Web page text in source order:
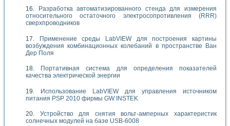
Разработка автоматизированного стенда для измерения
относительного остаточного электросопротивления (RRR)
сверхпроводников
Применение среды LabVIEW для построения картины
возбуждения комбинационных колебаний в пространстве Ван
Дер Поля
Портативная система для определения показателей
качества электрической энергии
Использование LabVIEW для управления источником
питания PSP 2010 фирмы GW INSTEK
Устройство для снятия вольт-амперных характеристик
солнечных модулей на базе USB-6008